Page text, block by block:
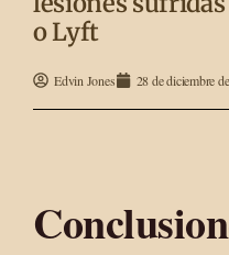
o Lyft
Edvin Jones 28 de diciembre